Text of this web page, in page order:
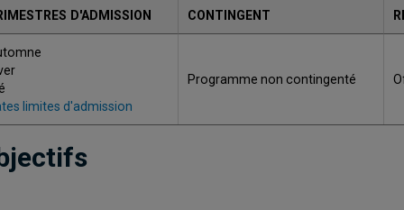
D'ADMISSION CONTINGENT
limites d'admission
Programme non contingenté